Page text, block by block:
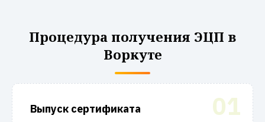
Процедура получения ЭЦП в
Воркуте
01
Выпуск сертификата